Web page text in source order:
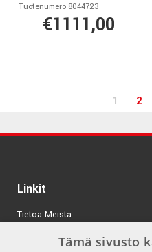
Tuotenumero 8044723
€1111,00
1 2
Linkit
Tietoa Meistä
TuotemerkitTämä sivusto